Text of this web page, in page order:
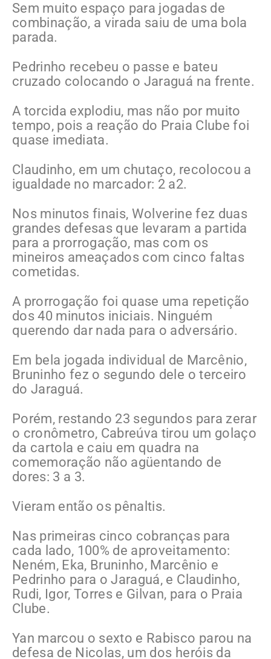
Sem muito espaço para jogadas de
combinação, a virada saiu de uma bola
parada.
Pedrinho recebeu o passe e bateu
cruzado colocando o Jaraguá na frente.
A torcida explodiu, mas não por muito
tempo, pois a reação do Praia Clube foi
quase imediata.
Claudinho, em um chutaço, recolocou a
igualdade no marcador: 2 a2.
Nos minutos finais, Wolverine fez duas
grandes defesas que levaram a partida
para a prorrogação, mas com os
mineiros ameaçados com cinco faltas
cometidas.
A prorrogação foi quase uma repetição
dos 40 minutos iniciais. Ninguém
querendo dar nada para o adversário.
Em bela jogada individual de Marcênio,
Bruninho fez o segundo dele o terceiro
do Jaraguá.
Porém, restando 23 segundos para zerar
o cronômetro, Cabreúva tirou um golaço
da cartola e caiu em quadra na
comemoração não agüentando de
dores: 3 a 3.
Vieram então os pênaltis.
Nas primeiras cinco cobranças para
cada lado, 100% de aproveitamento:
Neném, Eka, Bruninho, Marcênio e
Pedrinho para o Jaraguá, e Claudinho,
Rudi, Igor, Torres e Gilvan, para o Praia
Clube.
Yan marcou o sexto e Rabisco parou na
defesa de Nicolas, um dos heróis da